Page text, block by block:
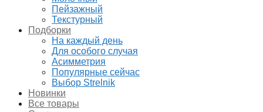
Пейзажный
Текстурный
Подборки
На каждый день
Для особого случая
Асимметрия
Популярные сейчас
Выбор Strelnik
Новинки
Все товары